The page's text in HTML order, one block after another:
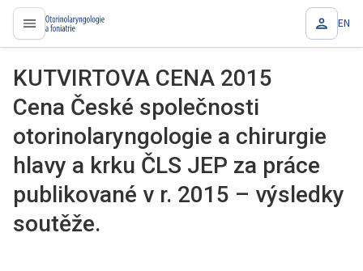
proLékaře.cz EN
KUTVIRTOVA CENA 2015
Cena České společnosti
otorinolaryngologie a chirurgie
hlavy a krku ČLS JEP za práce
publikované v r. 2015 – výsledky
soutěže.